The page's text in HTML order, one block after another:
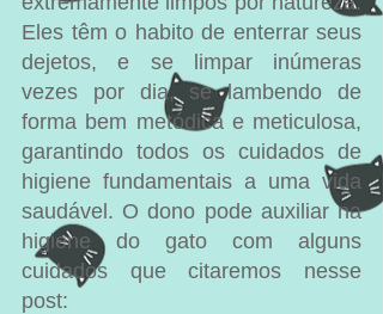
Eles têm o habito de enterrar seus
dejetos, e se limpar inúmeras
vezes por dia, se lambendo de
forma bem metódica e meticulosa,
garantindo todos os cuidados de
higiene fundamentais a uma vida
saudável. O dono pode auxiliar na
higiene do gato com alguns
cuidados que citaremos nesse
post: